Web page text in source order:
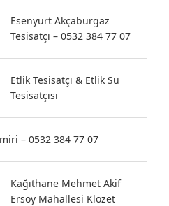
Esenyurt Akçaburgaz
Tesisatçı – 0532 384 77 07
Etlik Tesisatçı & Etlik Su
Tesisatçısı
– 0532 384 77 07
Kağıthane Mehmet Akif
Ersoy Mahallesi Klozet